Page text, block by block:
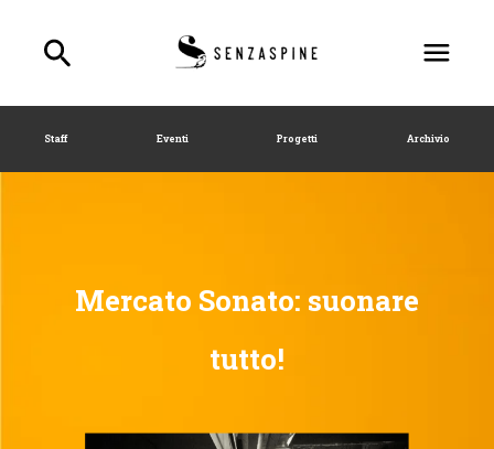
Staff Eventi Progetti Archivio
Mercato Sonato: suonare
tutto!